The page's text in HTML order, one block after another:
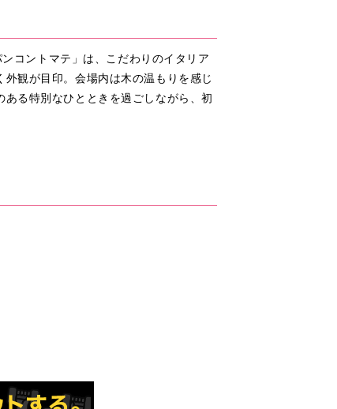
コントマテ」は、こだわりのイタリア
観が目印。会場内は木の温もりを感じ
る特別なひとときを過ごしながら、初